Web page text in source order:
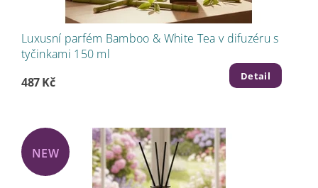
Luxusní parfém Bamboo & White Tea v difuzéru s
tyčinkami 150 ml
487 Kč
Detail
NEW